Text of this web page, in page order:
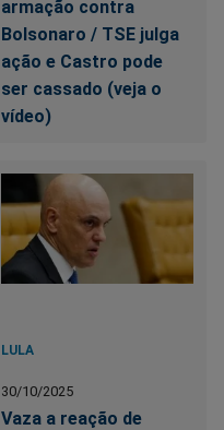
armação contra
Bolsonaro / TSE julga
ação e Castro pode
ser cassado (veja o
vídeo)
LULA
30/10/2025
Vaza a reação de